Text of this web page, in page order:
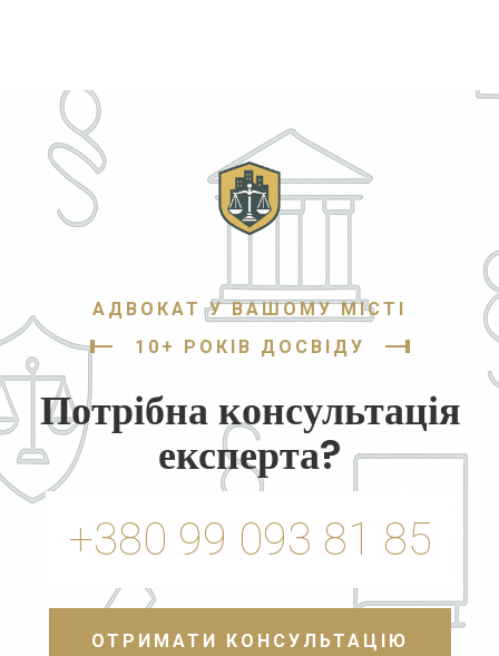
АДВОКАТ У ВАШОМУ МІСТІ
10+ РОКІВ ДОСВІДУ
Потрібна консультація
експерта?
+380 99 093 81 85
ОТРИМАТИ КОНСУЛЬТАЦІЮ